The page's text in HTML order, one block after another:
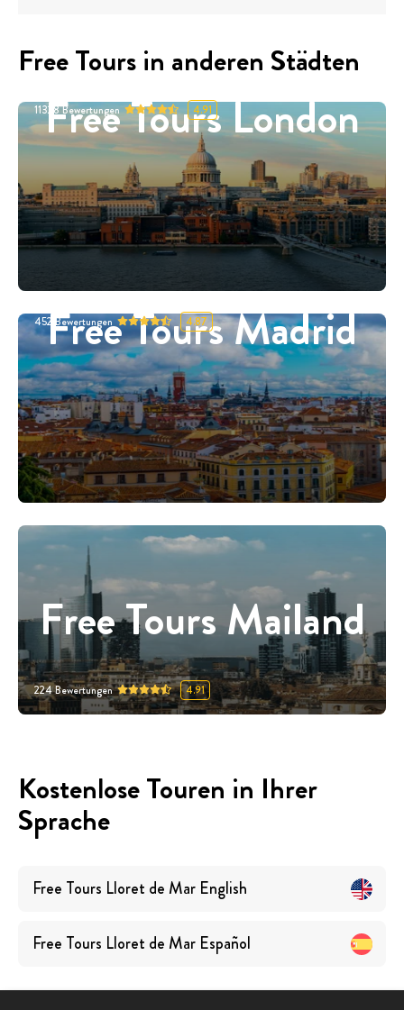
Free Tours in anderen Städten
Free Tours London
11328Bewertungen 4.91
Free Tours Madrid
452 Bewertungen 4.87
Free Tours Mailand
224Bewertungen 4.91
Kostenlose Touren in Ihrer
Sprache
Free Tours Lloret de Mar English
Free Tours Lloret de Mar Español